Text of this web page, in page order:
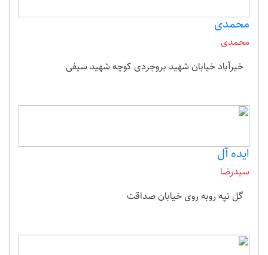
محمدی
محمدی
خیرآباد خیابان شهید بروجردی کوچه شهید سیفی
ایده آل
سیدرضا
گل تپه روبه روی خیابان صداقت